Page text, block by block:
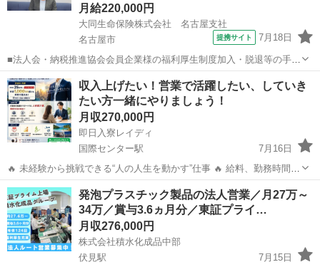
月給220,000円
大同生命保険株式会社 名古屋支社
名古屋市
提携サイト 7月18日
■法人会・納税推進協会会員企業様の福利厚生制度加入・脱退等の手続
きなどをお任せします。 家庭訪問ではなく、会員である法人企業様へ
と出向き、当社のお薦めするプランのご案内などがメイン。個人宅訪
問や知人・友人への保険勧誘は一切あ...
愛知 名古屋市 代理店営業
収入上げたい！営業で活躍したい、していき
たい方一緒にやりましょう！
月収270,000円
即日入寮レイディ
国際センター駅
7月16日
🔥 未経験から挑戦できる“人の人生を動かす”仕事 🔥 給料、勤務時間は
自分次第です！！ 学歴・経験は一切不問。 必要なのは「稼ぎたい」
「成長したい」という想いだけ！ 📌 給与・待遇 • 固定給：25万円〜
＋ イン...
愛知 名古屋市 国際センター駅 営業 未経験
発泡プラスチック製品の法人営業／月27万～
34万／賞与3.6ヵ月分／東証プライ…
月収276,000円
株式会社積水化成品中部
伏見駅
7月15日